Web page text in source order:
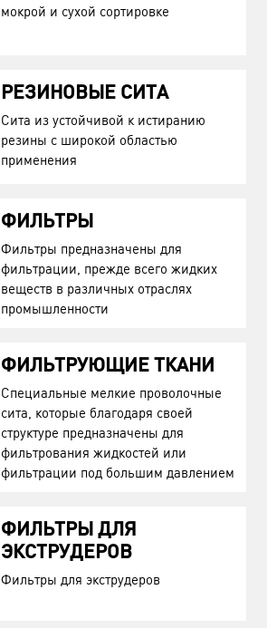
мокрой и сухой сортировке
РЕЗИНОВЫЕ СИТА
Сита из устойчивой к истиранию
резины с широкой областью
применения
ФИЛЬТРЫ
Фильтры предназначены для
фильтрации, прежде всего жидких
веществ в различных отраслях
промышленности
ФИЛЬТРУЮЩИЕ ТКАНИ
Специальные мелкие проволочные
сита, которые благодаря своей
структуре предназначены для
фильтрования жидкостей или
фильтрации под большим давлением
ФИЛЬТРЫ ДЛЯ
ЭКСТРУДЕРОВ
Фильтры для экструдеров